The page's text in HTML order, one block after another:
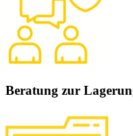
Beratung zur